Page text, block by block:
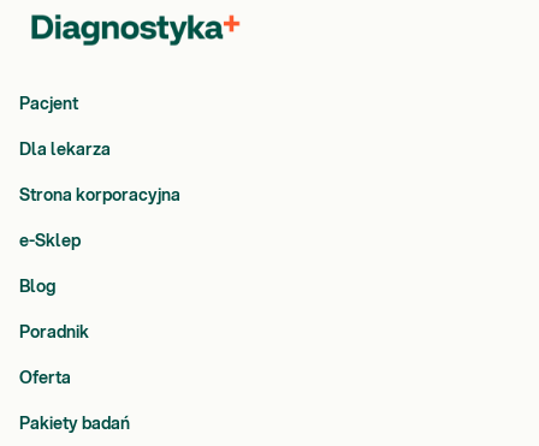
Pacjent
Dla lekarza
Strona korporacyjna
e-Sklep
Blog
Poradnik
Oferta
Pakiety badań